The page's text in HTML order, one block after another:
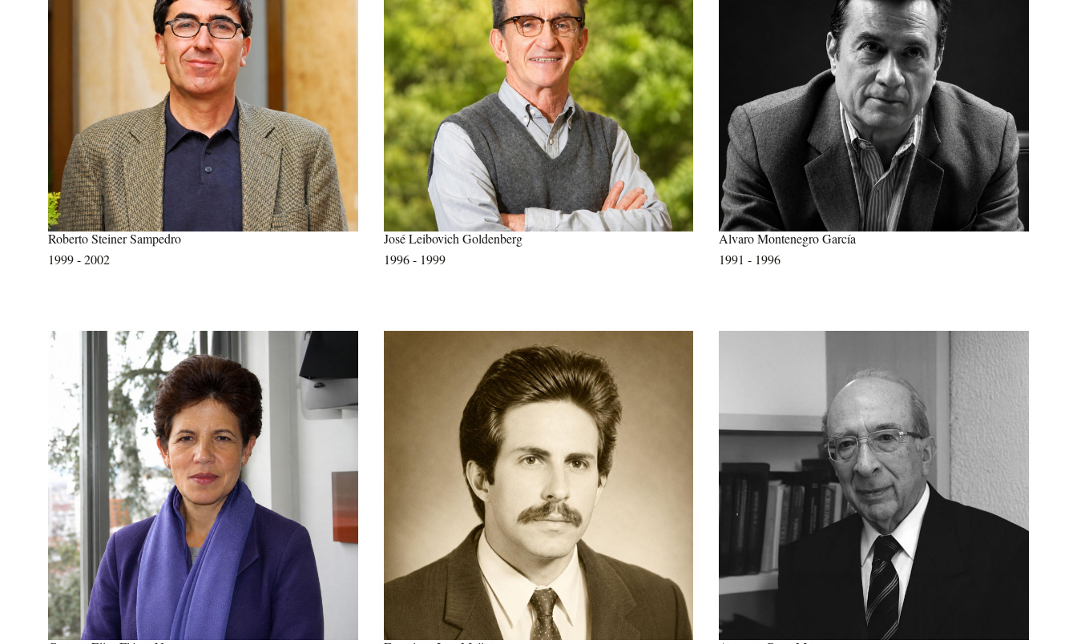
Roberto Steiner Sampedro
1999 - 2002
José Leibovich Goldenberg
1996 - 1999
Alvaro Montenegro García
1991 - 1996